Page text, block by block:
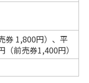
券 1,800円）、平
前売券1,400円）